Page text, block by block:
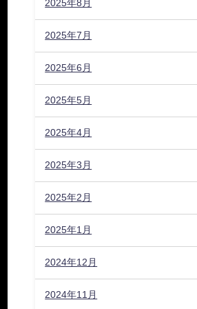
2025年8月
2025年7月
2025年6月
2025年5月
2025年4月
2025年3月
2025年2月
2025年1月
2024年12月
2024年11月